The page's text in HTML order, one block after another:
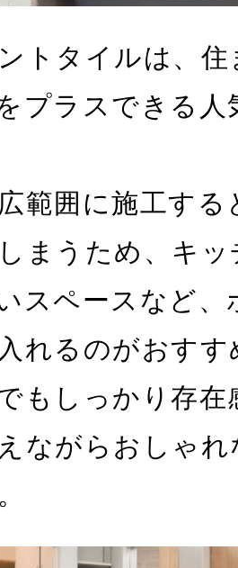
トタイルは、
プラスできる
範囲に施工す
まうため、キ
スペースなど、
れるのがおす
もしっかり存
ながらおしゃ